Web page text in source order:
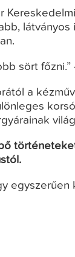
látványos
sört főzni.”
a